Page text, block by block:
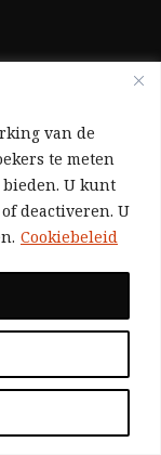
van de
te meten
U kunt
deactiveren. U
Cookiebeleid
zijn